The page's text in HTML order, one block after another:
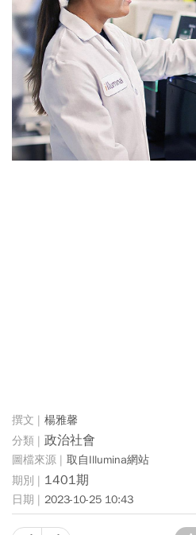
楊雅馨
政治社會
取自Illumina網站
1401期
2023-10-25 10:43